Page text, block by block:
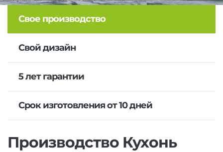
Свое производство
Свой дизайн
5 лет гарантии
Срок изготовления от 10 дней
Производство Кухонь